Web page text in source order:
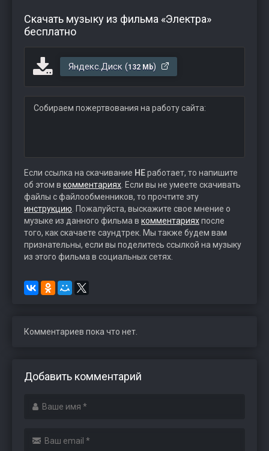
Скачать музыку из фильма «Электра»
бесплатно
Яндекс.Диск (132 Mb)
Собираем пожертвования на работу сайта:
Если ссылка на скачивание НЕработает, то напишите
об этом в комментариях . Если вы не умеете скачивать
файлы с файлообменников, то прочтите эту
инструкцию . Пожалуйста, выскажите свое мнение о
музыке из данного фильма в комментарияхпосле
того, как скачаете саундтрек. Мы также будем вам
признательны, если вы поделитесь ссылкой на музыку
из этого фильма в социальных сетях.
Комментариев пока что нет.
Добавить комментарий